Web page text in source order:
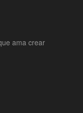
ama crear